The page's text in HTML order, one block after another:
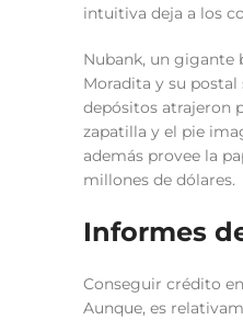
intuitiva deja a los
Nubank, un gigante
Moradita y su
depósitos atrajeron
zapatilla y el pie
además provee la
millones de dólares.
Informes
Conseguir crédito
Aunque, es